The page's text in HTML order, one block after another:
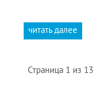
читать далее
Страница 1 из 13